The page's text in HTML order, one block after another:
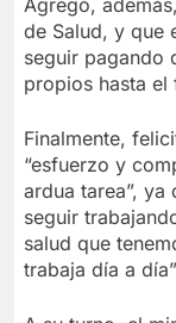
de Salud, y que
seguir pagando
propios hasta el
Finalmente,
“esfuerzo y
ardua tarea”,
seguir
salud que
trabaja día a